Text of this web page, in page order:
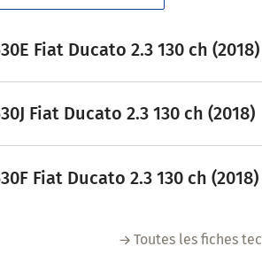
Fiat Ducato 2.3 130 ch (2018)
Fiat Ducato 2.3 130 ch (2018)
Fiat Ducato 2.3 130 ch (2018)
Toutes les fiches